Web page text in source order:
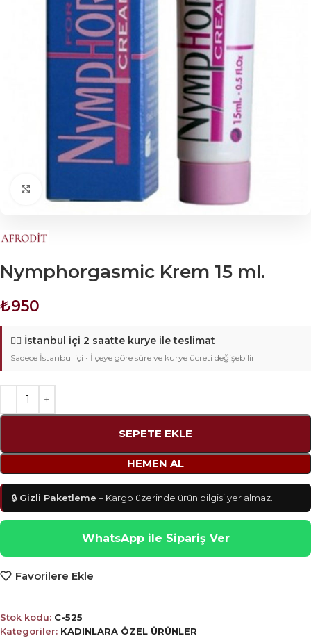
Nymphorgasmic Krem 15 ml.
₺950
🚴‍♂️ İstanbul içi 2 saatte kurye ile teslimat
Sadece İstanbul içi • İlçeye göre süre ve kurye ücreti değişebilir
SEPETE EKLE
HEMEN AL
🔒 Gizli Paketleme – Kargo üzerinde ürün bilgisi yer almaz.
WhatsApp ile Sipariş Ver
Favorilere Ekle
Stok kodu: C-525
Kategoriler: KADINLARA ÖZEL ÜRÜNLER